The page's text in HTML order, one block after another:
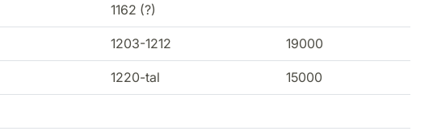
1162 (?)
1203-1212 19000
1220-tal 15000